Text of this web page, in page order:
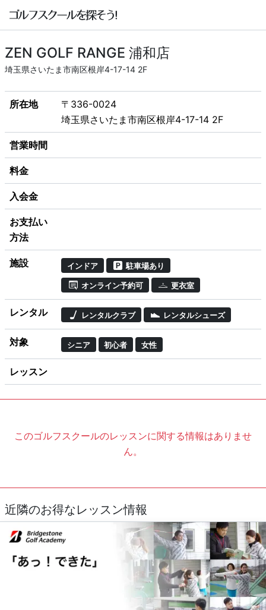
ZEN GOLF RANGE 浦和店
埼玉県さいたま市南区根岸4-17-14 2F
所在地
〒336-0024
埼玉県さいたま市南区根岸4-17-14 2F
営業時間
料金
入会金
お支払い
方法
施設 インドア 駐車場あり
オンライン予約可 更衣室
レンタル レンタルクラブ レンタルシューズ
対象 シニア 初心者 女性
レッスン
このゴルフスクールのレッスンに関する情報はありませ
ん。
近隣のお得なレッスン情報